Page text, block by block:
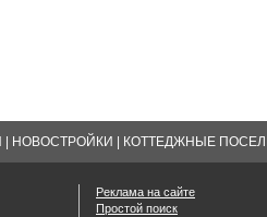
НОВОСТРОЙКИ КОТТЕДЖНЫЕ
Реклама на сайте
Простой поиск